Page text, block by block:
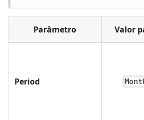
Parâmetro Valor
Period